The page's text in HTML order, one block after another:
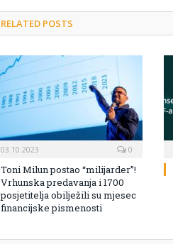
RELATED POSTS
03.10.2023 0
Toni Milun postao “milijarder”!
Vrhunska predavanja i 1700
posjetitelja obilježili su mjesec
financijske pismenosti